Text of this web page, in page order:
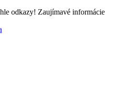
odkazy! Zaujímavé informácie